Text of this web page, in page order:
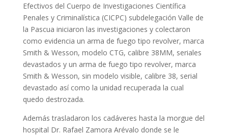
Efectivos del Cuerpo de Investigaciones Científica
Penales y Criminalística (CICPC) subdelegación Valle de
la Pascua iniciaron las investigaciones y colectaron
como evidencia un arma de fuego tipo revolver, marca
Smith & Wesson, modelo CTG, calibre 38MM, seriales
devastados y un arma de fuego tipo revolver, marca
Smith & Wesson, sin modelo visible, calibre 38, serial
devastado así como la unidad recuperada la cual
quedo destrozada.
Además trasladaron los cadáveres hasta la morgue del
hospital Dr. Rafael Zamora Arévalo donde se le